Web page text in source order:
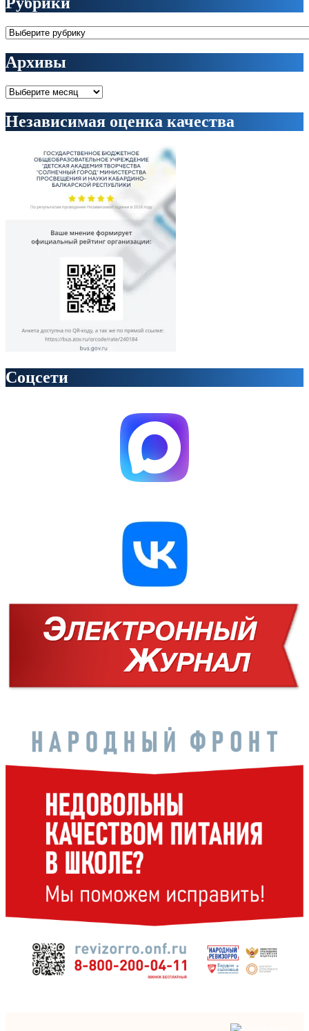
Рубрики
Архивы
Архивы
Независимая оценка качества
Соцсети